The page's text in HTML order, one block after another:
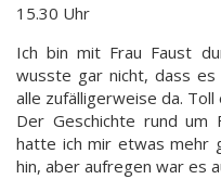
15.30 Uhr
Ich bin mit Frau Faust
wusste gar nicht, dass es
alle zufälligerweise da.
Der Geschichte rund um
hatte ich mir etwas mehr
hin, aber aufregen war es